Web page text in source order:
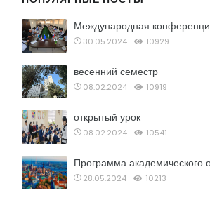
Международная
30.05.2024 10929
весенний семестр
08.02.2024 10919
открытый урок
08.02.2024 10541
Программа академического
28.05.2024 10213